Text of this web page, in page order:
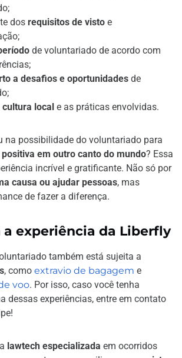
dos requisitos de visto e
de voluntariado de acordo com
a desafios e oportunidades de
cultura local e as práticas envolvidas.
na possibilidade do voluntariado para
em outro canto do mundo? Essa
incrível e gratificante. Não só por
causa ou ajudar pessoas, mas
de fazer a diferença.
a experiência da Liberfly
também está sujeita a
, como extravio de bagagem e
voo. Por isso, caso você tenha
dessas experiências, entre em contato
lawtech especializada em ocorridos